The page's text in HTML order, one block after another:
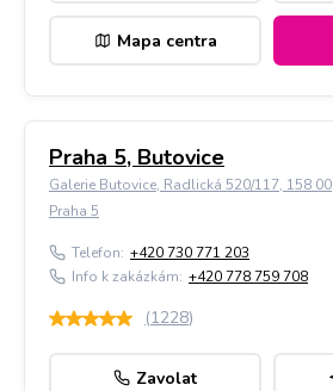
Mapa centra
Praha 5, Butovice
Galerie Butovice, Radlická 520/117, 158 00
Praha 5
Telefon: +420 730 771 203
Info k zakázkám: +420 778 759 708
(1228)
Zavolat